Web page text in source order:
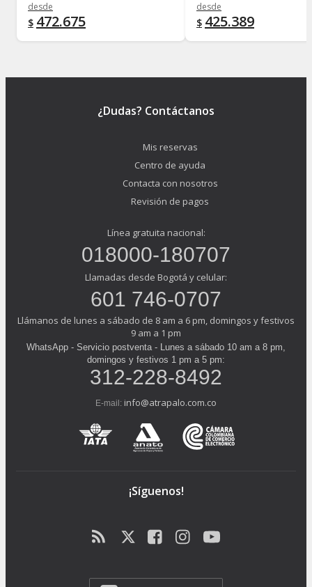
desde
$ 472.675
desde
$ 425.389
¿Dudas? Contáctanos
Mis reservas
Centro de ayuda
Contacta con nosotros
Revisión de pagos
Línea gratuita nacional:
018000-180707
Llamadas desde Bogotá y celular:
601 746-0707
Llámanos de lunes a sábado de 8 am a 6 pm, domingos y festivos
9 am a 1 pm
WhatsApp - Servicio postventa - Lunes a sábado 10 am a 8 pm,
domingos y festivos 1 pm a 5 pm:
312-228-8492
E-mail: info@atrapalo.com.co
¡Síguenos!